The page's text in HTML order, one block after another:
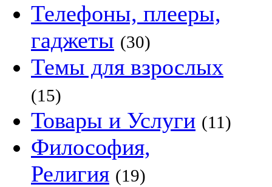
Телефоны, плееры,
гаджеты (30)
Темы для взрослых
(15)
Товары и Услуги (11)
Философия,
Религия (19)